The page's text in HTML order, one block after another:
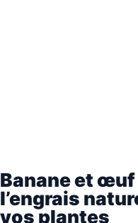
Banane et
l’engrais
vos plantes